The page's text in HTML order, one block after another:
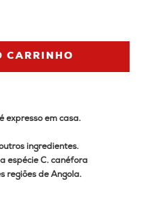
CARRINHO
expresso em casa.
ingredientes.
espécie C. canéfora
regiões de Angola.